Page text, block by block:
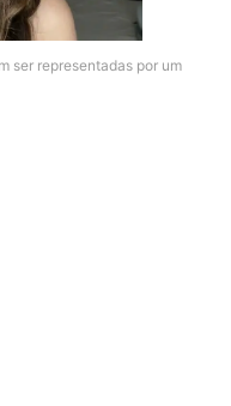
ser representadas por um